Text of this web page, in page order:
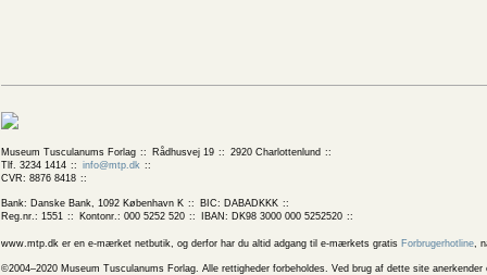
Museum Tusculanums Forlag Rådhusvej 19
2920 Charlottenlund
Tlf. 3234 1414
info@mtp.dk
CVR: 8876 8418
Bank: Danske Bank, 1092 København K
BIC: DABADKKK
Reg.nr.: 1551
Kontonr.: 000 5252 520 IBAN: DK98 3000 000 5252520
www.mtp.dk er en e-mærket netbutik, og derfor har du altid adgang til e-mærkets gratis Forbrugerhotline,
©2004–2020 Museum Tusculanums Forlag. Alle rettigheder forbeholdes. Ved brug af dette site